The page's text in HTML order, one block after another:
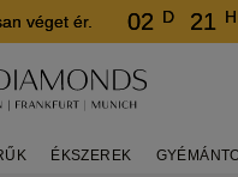
véget ér. 02 D 21 H
ÉKSZEREK